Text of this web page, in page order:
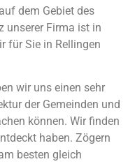
dem Gebiet des
unserer Firma ist in
für Sie in Rellingen
wir uns einen sehr
der Gemeinden und
können. Wir finden
haben. Zögern
besten gleich